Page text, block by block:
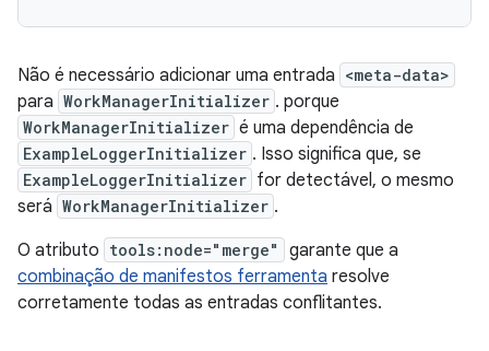
Não é necessário adicionar uma entrada <meta-data>
para WorkManagerInitializer . porque
WorkManagerInitializer é uma dependência de
ExampleLoggerInitializer . Isso significa que, se
ExampleLoggerInitializer for detectável, o mesmo
será WorkManagerInitializer .
O atributo tools:node="merge"
garante que a
combinação de manifestos ferramenta resolve
corretamente todas as entradas conflitantes.